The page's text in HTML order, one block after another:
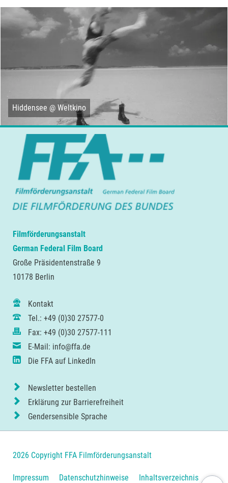
Hiddensee @ Weltkino
Filmförderungsanstalt
German Federal Film Board
Große Präsidentenstraße 9
10178 Berlin
Kontakt
Tel.: +49 (0)30 27577-0
Fax: +49 (0)30 27577-111
E-Mail: info@ffa.de
Die FFA auf LinkedIn
Newsletter bestellen
Erklärung zur Barrierefreiheit
Gendersensible Sprache
2026 Copyright FFA Filmförderungsanstalt
Navigation
Impressum Datenschutzhinweise Inhaltsverzeichnis